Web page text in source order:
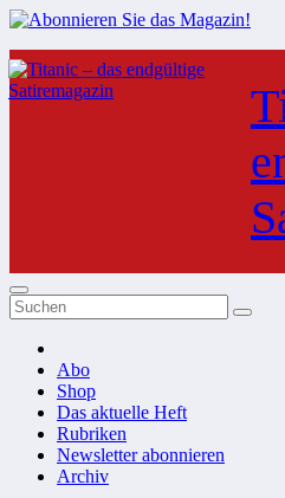
Zum
Inhalt
springen
Abo
Shop
Das aktuelle Heft
Rubriken
Newsletter abonnieren
Archiv